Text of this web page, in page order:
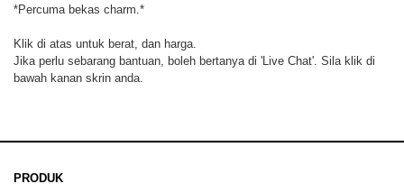
*Percuma bekas charm.*
Klik di atas untuk berat, dan harga.
Jika perlu sebarang bantuan, boleh bertanya di 'Live Chat'. Sila klik di
bawah kanan skrin anda.
PRODUK